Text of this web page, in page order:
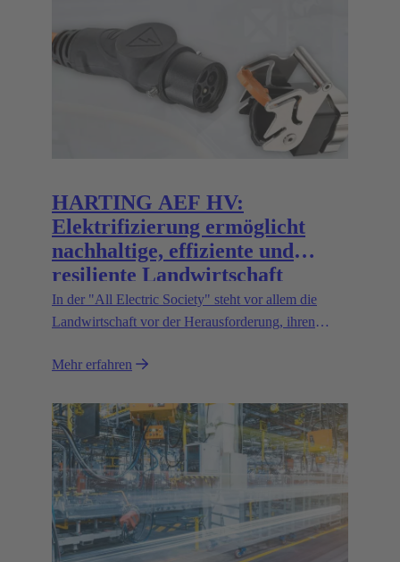
HARTING AEF HV:
Elektrifizierung ermöglicht
nachhaltige, effiziente und
resiliente Landwirtschaft
In der "All Electric Society" steht vor allem die
Landwirtschaft vor der Herausforderung, ihren
Präzisionslandwirtschaft ist eine der wichtigsten
Umweltverträglichkeit.
Mehr erfahren